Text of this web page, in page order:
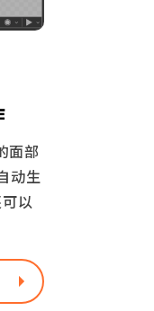
面部
动生
可以